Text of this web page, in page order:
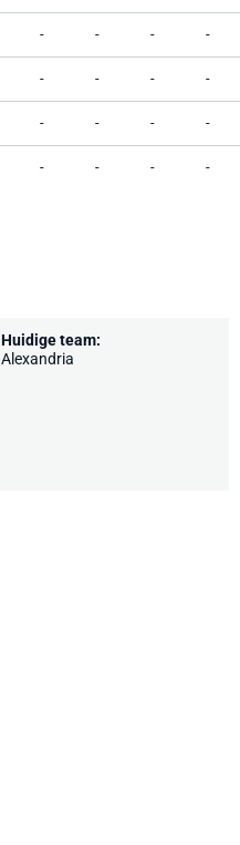
- - - -
- - - -
- - - -
- - - -
Huidige team:
Alexandria